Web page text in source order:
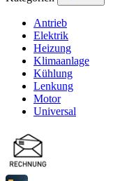
Antrieb
Elektrik
Heizung
Klimaanlage
Kühlung
Lenkung
Motor
Universal